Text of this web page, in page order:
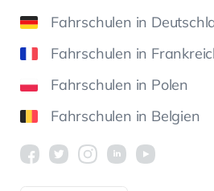
Fahrschulen in
Fahrschulen in
Fahrschulen in Polen
Fahrschulen in Belgien